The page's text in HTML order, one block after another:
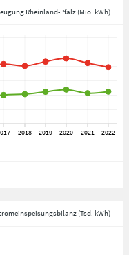
Rheinland-Pfalz (Mio. kWh)
(Tsd. kWh)